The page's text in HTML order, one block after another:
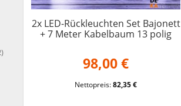
2x LED-Rückleuchten Set Bajonett
+ 7 Meter Kabelbaum 13 polig
98,00 €
Nettopreis:82,35 €